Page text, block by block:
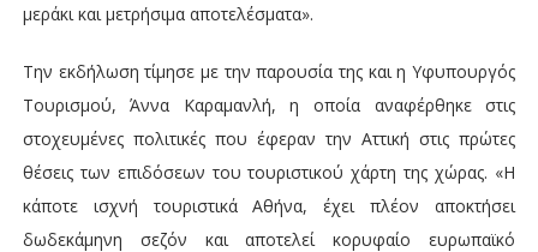
μεράκι και μετρήσιμα αποτελέσματα».
Την εκδήλωση τίμησε με την παρουσία της και η Υφυπουργός
Τουρισμού, Άννα Καραμανλή, η οποία αναφέρθηκε στις
στοχευμένες πολιτικές που έφεραν την Αττική στις πρώτες
θέσεις των επιδόσεων του τουριστικού χάρτη της χώρας. «Η
κάποτε ισχνή τουριστικά Αθήνα, έχει πλέον αποκτήσει
δωδεκάμηνη σεζόν και αποτελεί κορυφαίο ευρωπαϊκό